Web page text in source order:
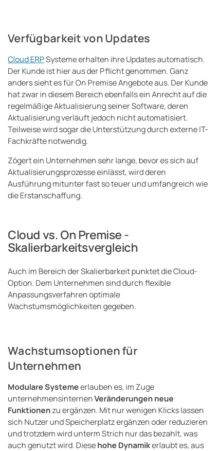
Verfügbarkeit von Updates
Cloud ERPSysteme erhalten ihre Updates automatisch.
Der Kunde ist hier aus der Pflicht genommen. Ganz
anders sieht es für On Premise Angebote aus. Der Kunde
hat zwar in diesem Bereich ebenfalls ein Anrecht auf die
regelmäßige Aktualisierung seiner Software, deren
Aktualisierung verläuft jedoch nicht automatisiert.
Teilweise wird sogar die Unterstützung durch externe IT-
Fachkräfte notwendig.
Zögert ein Unternehmen sehr lange, bevor es sich auf
Aktualisierungsprozesse einlässt, wird deren
Ausführung mitunter fast so teuer und umfangreich wie
die Erstanschaffung.
Cloud vs. On Premise -
Skalierbarkeitsvergleich
Auch im Bereich der Skalierbarkeit punktet die Cloud-
Option. Dem Unternehmen sind durch flexible
Anpassungsverfahren optimale
Wachstumsmöglichkeiten gegeben.
Wachstumsoptionen für
Unternehmen
Modulare Systemeerlauben es, im Zuge
unternehmensinternenVeränderungen neue
Funktionenzu ergänzen. Mit nur wenigen Klicks lassen
sich Nutzer und Speicherplatz ergänzen oder reduzieren
und trotzdem wird unterm Strich nur das bezahlt, was
auch genutzt wird. Diesehohe Dynamikerlaubt es, aus